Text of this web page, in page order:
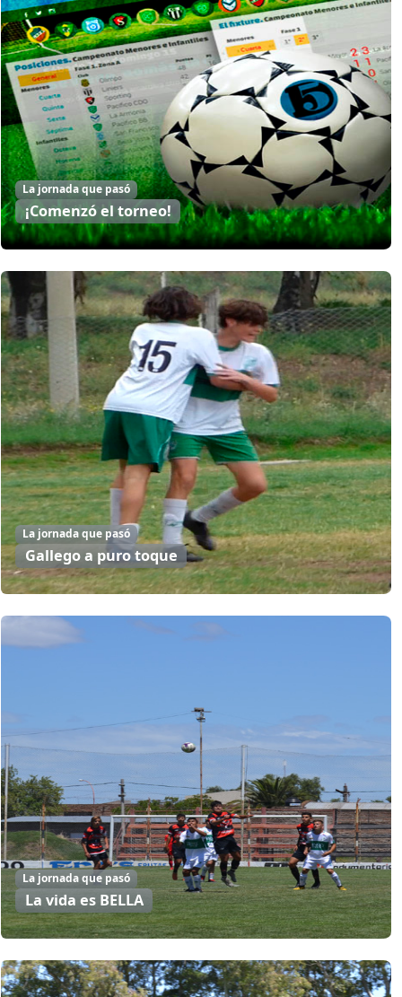
La jornada que pasó
¡Comenzó el torneo!
La jornada que pasó
Gallego a puro toque
La jornada que pasó
La vida es BELLA